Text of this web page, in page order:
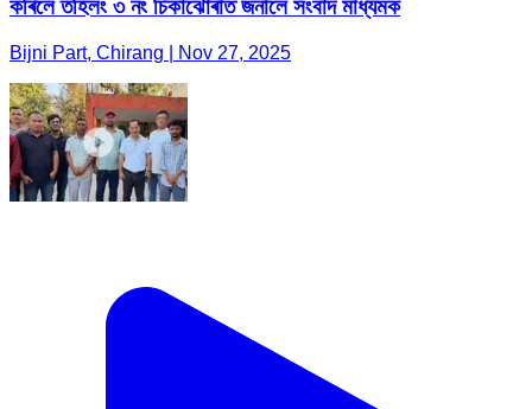
কৰিলে তহিলং ৩ নং চিকাঝোৰাত জনালে সংবাদ মাধ্যমক
Bijni Part, Chirang | Nov 27, 2025